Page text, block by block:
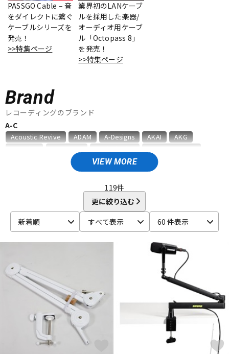
ドラム
管楽器
アンプ エフェクター
DTM オンライン納品 レコーディング機器
楽器アクセサリ
中古 ヴィンテージ
PASSGO Cable – 音
をダイレクトに繋ぐ
ケーブルシリーズを
発売！
>>特集ページ
業界初のLANケーブ
ルを採用した楽器/
オーディオ用ケーブ
ル「Octopass 8」
を発売！
>>特集ページ
Brand
レコーディングのブランド
VIEW MORE
A-C
Acoustic Revive ADAM A-Designs AKAI
AKG
ART ARTRIG
audio-technica AUDIX AURATONE
BEHRINGER
Brauner
Bricasti Design
CANARE
CaTeFo Chandler Coil Audio
Conisis
Cranborne Audio
CROXS CURRENT CUSTOM TRY
DENON Professional
DRAWMER
DYNAUDIO PRO
EARTHWORKS
Ehrlund Microphone
Electro Voice
Empirical Labs ENHANCED AUDIO
ESI
Eventide EXFORM
Fischer Amps
FMR AUDIO
FOCAL
Free The Tone
FURMAN
FURUTECH
119件
更に絞り込む
新着順
すべて表示 60 件表示